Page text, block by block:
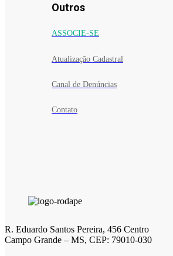
Outros
ASSOCIE-SE
Atualização Cadastral
Canal de Denúncias
Contato
R. Eduardo Santos Pereira, 456 Centro
Campo Grande – MS, CEP: 79010-030